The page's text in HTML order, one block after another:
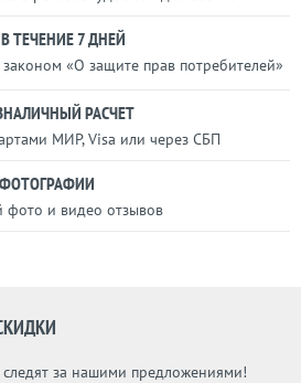
ТЕЧЕНИЕ 7 ДНЕЙ
законом «О защите прав потребителей»
РАСЧЕТ
МИР, Visa или через СБП
фото и видео отзывов
за нашими предложениями!